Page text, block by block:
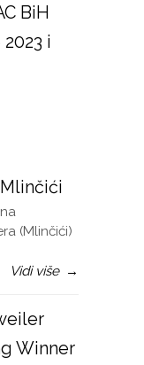
BiH
i
(Mlinčići)
Vidi više →
Winner